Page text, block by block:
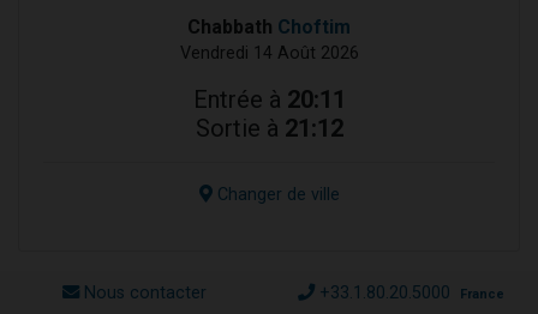
Chabbath Choftim
Vendredi 14 Août 2026
Entrée à 20:11
Sortie à 21:12
Changer de ville
Nous contacter +33.1.80.20.5000 France